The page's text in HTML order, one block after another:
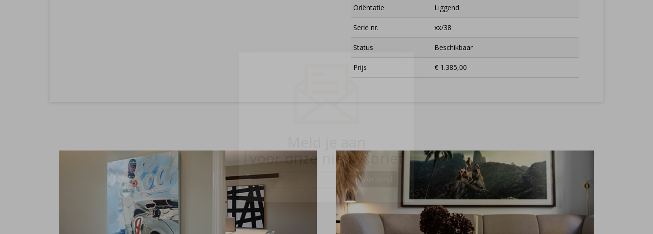
Oriëntatie Liggend
Serie nr. xx/38
Status Beschikbaar
Prijs € 1.385,00
voor onze nieuwsbrief
E-
mailadres